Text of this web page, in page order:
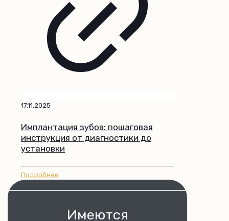
17.11.2025
Имплантация зубов: пошаговая
инструкция от диагностики до
установки
Подробнее
Имеются